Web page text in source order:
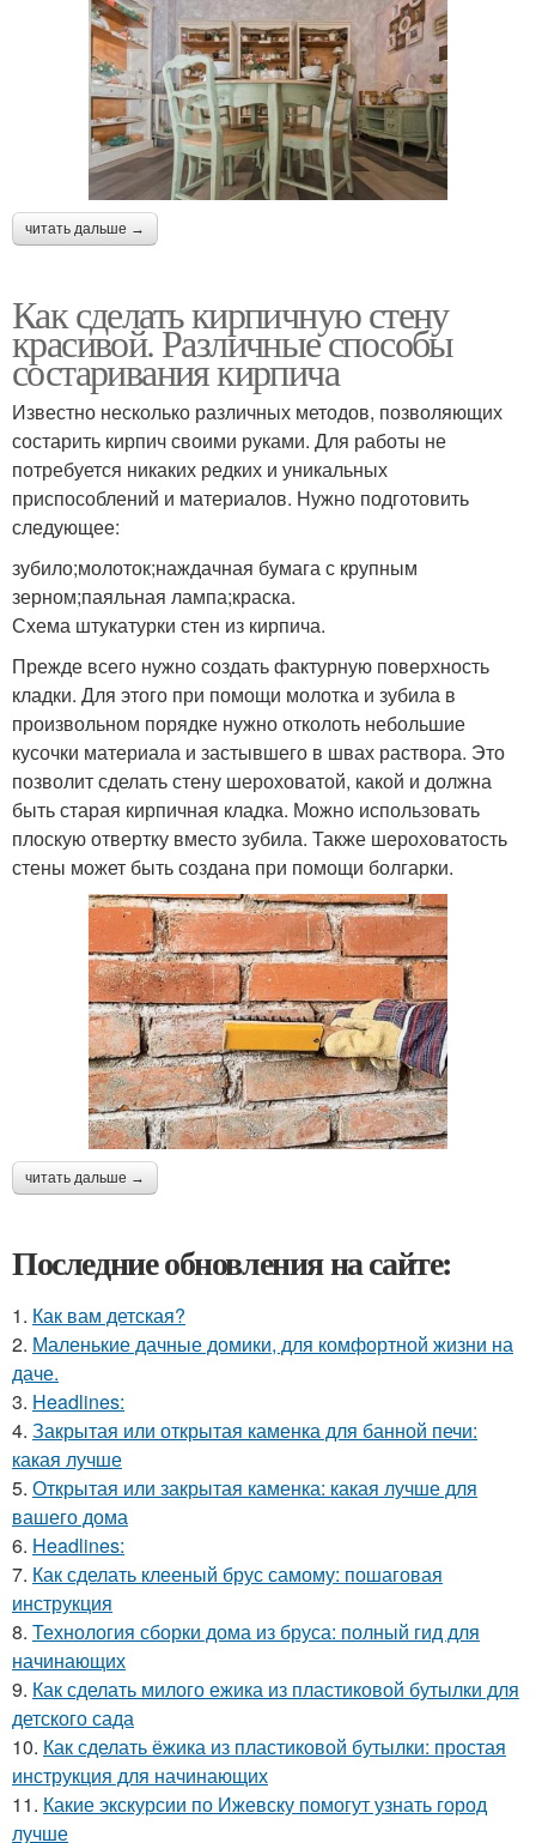
читать дальше →
Как сделать кирпичную стену
красивой. Различные способы
состаривания кирпича
Известно несколько различных методов, позволяющих
состарить кирпич своими руками. Для работы не
потребуется никаких редких и уникальных
приспособлений и материалов. Нужно подготовить
следующее:
зубило;молоток;наждачная бумага с крупным
зерном;паяльная лампа;краска.
Схема штукатурки стен из кирпича.
Прежде всего нужно создать фактурную поверхность
кладки. Для этого при помощи молотка и зубила в
произвольном порядке нужно отколоть небольшие
кусочки материала и застывшего в швах раствора. Это
позволит сделать стену шероховатой, какой и должна
быть старая кирпичная кладка. Можно использовать
плоскую отвертку вместо зубила. Также шероховатость
стены может быть создана при помощи болгарки.
читать дальше →
Последние обновления на сайте:
1. Как вам детская?
2. Маленькие дачные домики, для комфортной жизни на
даче.
3. Headlines:
4. Закрытая или открытая каменка для банной печи:
какая лучше
5. Открытая или закрытая каменка: какая лучше для
вашего дома
6. Headlines:
7. Как сделать клееный брус самому: пошаговая
инструкция
8. Технология сборки дома из бруса: полный гид для
начинающих
9. Как сделать милого ежика из пластиковой бутылки для
детского сада
10. Как сделать ёжика из пластиковой бутылки: простая
инструкция для начинающих
11. Какие экскурсии по Ижевску помогут узнать город
лучше